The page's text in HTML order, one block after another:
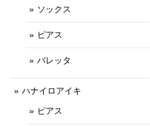
ソックス
ピアス
バレッタ
ハナイロアイキ
ピアス